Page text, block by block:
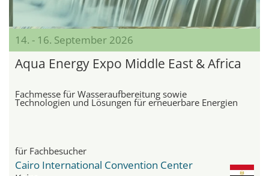
14. - 16. September 2026
Aqua Energy Expo Middle East & Africa
Fachmesse für Wasseraufbereitung sowie
Technologien und Lösungen für erneuerbare Energien
für Fachbesucher
Cairo International Convention Center